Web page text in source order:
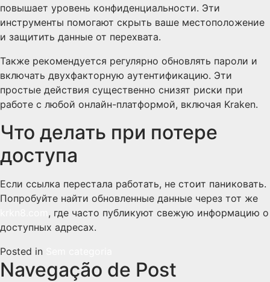
повышает уровень конфиденциальности. Эти
инструменты помогают скрыть ваше местоположение
и защитить данные от перехвата.
Также рекомендуется регулярно обновлять пароли и
включать двухфакторную аутентификацию. Эти
простые действия существенно снизят риски при
работе с любой онлайн-платформой, включая Kraken.
Что делать при потере
доступа
Если ссылка перестала работать, не стоит паниковать.
Попробуйте найти обновленные данные через тот же
, где часто публикуют свежую информацию о
доступных адресах.
Posted in
Navegação de Post